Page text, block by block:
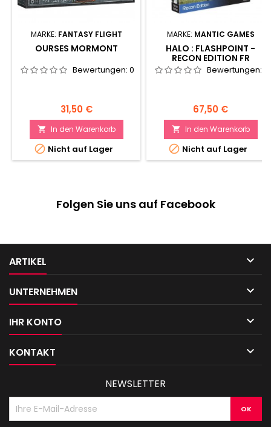
MARKE: FANTASY FLIGHT
OURSES MORMONT
Bewertungen: 0
Preis
31,50 €
 In den Warenkorb
 Nicht auf Lager
MARKE: MANTIC GAMES
HALO : FLASHPOINT -
RECON EDITION FR
Bewertungen:
Preis
67,50 €
 In den Warenkorb
 Nicht auf Lager
Folgen Sie uns auf Facebook
ARTIKEL 
UNTERNEHMEN 
IHR KONTO 
KONTAKT 
NEWSLETTER